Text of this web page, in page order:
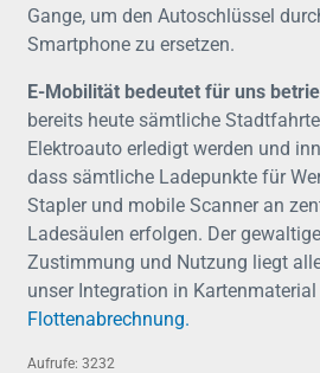
Gange, um den Autoschlüssel
Smartphone zu ersetzen.
E-Mobilität bedeutet für uns
bereits heute sämtliche
Elektroauto erledigt werden und
dass sämtliche Ladepunkte für
Stapler und mobile Scanner an
Ladesäulen erfolgen. Der
Zustimmung und Nutzung liegt
unser Integration in Kartenmaterial
Flottenabrechnung.
Aufrufe: 3232